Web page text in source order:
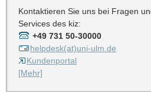
Kontaktieren Sie uns bei Fragen
Services des kiz:
+49 731 50-30000
helpdesk(at)uni-ulm.de
Kundenportal
[Mehr]